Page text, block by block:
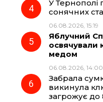
У Тернополі
сонячних
06.08.2026, 15:19
Яблучний
освячували
медом
06.08.2026, 14:00
Забрала
викинула
загрожує до